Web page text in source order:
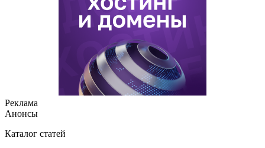
Реклама
Анонсы
Каталог статей